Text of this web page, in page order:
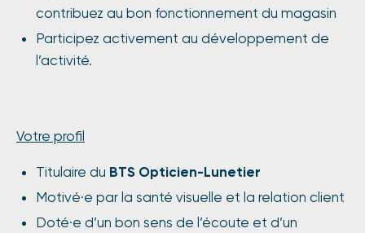
contribuez au bon fonctionnement du magasin
Participez activement au développement de
l’activité.
Votre profil
Titulaire du BTS Opticien-Lunetier
Motivé·e par la santé visuelle et la relation client
Doté·e d’un bon sens de l’écoute et d’un